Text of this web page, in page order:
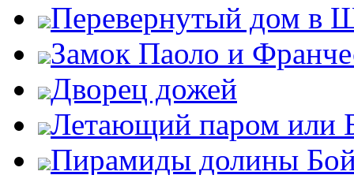
Перевернутый дом в
Замок Паоло и
Дворец дожей
Летающий паром или
Пирамиды долины